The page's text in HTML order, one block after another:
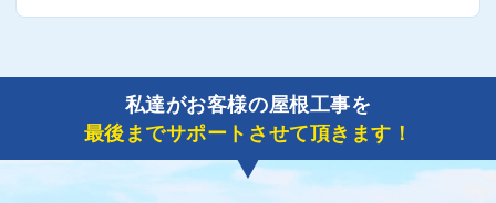
だきます。
了しましたら、キャッシュバック(※)申込みフォーム
に各項目を入力いただいた上で送信してください。
その内容を屋根コネクトが確認できた日時から翌月末
までには送付手配させていただきます。
※キャッシュバックの金額は契約金額によって異なり
私達がお客様の屋根工事を
最後までサポートさせて頂きます！